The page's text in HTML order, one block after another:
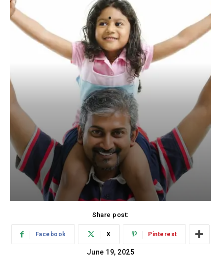
Share post:
Facebook X Pinterest
June 19, 2025